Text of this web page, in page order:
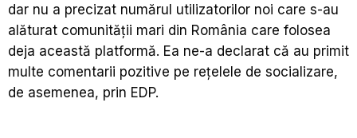
dar nu a precizat numărul utilizatorilor noi care s-au
alăturat comunității mari din România care folosea
deja această platformă. Ea ne-a declarat că au primit
multe comentarii pozitive pe rețelele de socializare,
de asemenea, prin EDP.